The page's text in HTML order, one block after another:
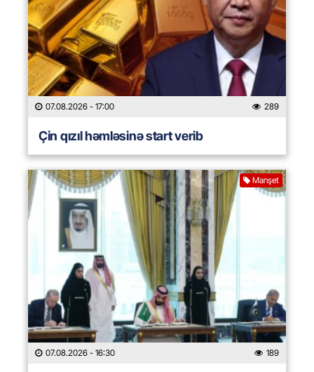
07.08.2026 - 17:00 289
Çin qızıl həmləsinə start verib
Manşet
07.08.2026 - 16:30 189